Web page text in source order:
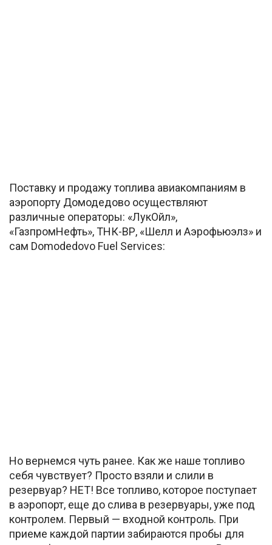
Поставку и продажу топлива авиакомпаниям в
аэропорту Домодедово осуществляют
различные операторы: «ЛукОйл»,
«ГазпромНефть», ТНК-ВР, «Шелл и Аэрофьюэлз» и
сам Domodedovo Fuel Services:
Но вернемся чуть ранее. Как же наше топливо
себя чувствует? Просто взяли и слили в
резервуар? НЕТ! Все топливо, которое поступает
в аэропорт, еще до слива в резервуары, уже под
контролем. Первый — входной контроль. При
приеме каждой партии забираются пробы для